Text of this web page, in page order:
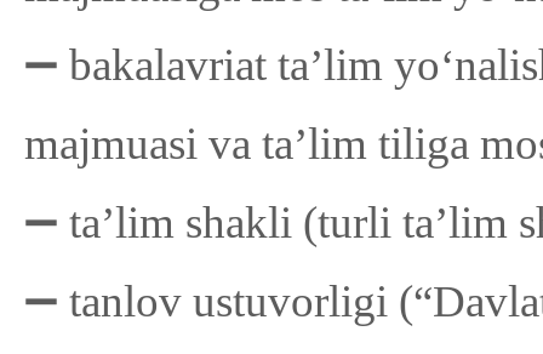
➖ bakalavriat taʼlim
majmuasi va ta’lim tiliga
➖ taʼlim shakli (turli ta’lim
➖ tanlov ustuvorligi